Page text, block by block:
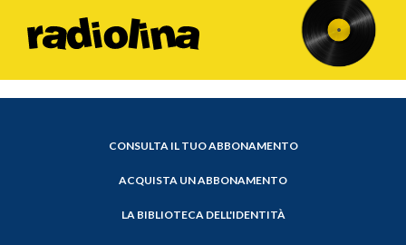
CONSULTA IL TUO ABBONAMENTO
ACQUISTA UN ABBONAMENTO
LA BIBLIOTECA DELL'IDENTITÀ